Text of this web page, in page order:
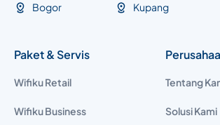
Bogor
Kupang
Paket & Servis
Wifiku Retail
Wifiku Business
Tentang
Solusi Kami